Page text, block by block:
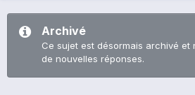
Archivé
Ce sujet est désormais archivé et
de nouvelles réponses.